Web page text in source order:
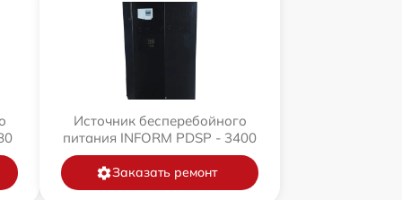
Источник бесперебойного
питания INFORM PDSP - 3400
Заказать ремонт